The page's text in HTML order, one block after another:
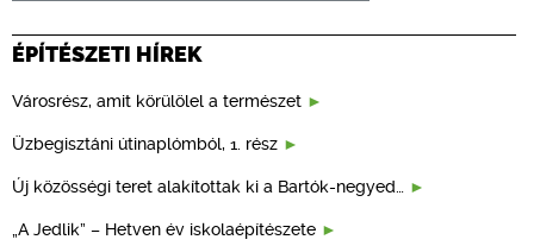
ÉPÍTÉSZETI HÍREK
Városrész, amit körülölel a természet
Üzbegisztáni útinaplómból, 1. rész
Új közösségi teret alakítottak ki a Bartók-negyed…
„A Jedlik” – Hetven év iskolaépítészete